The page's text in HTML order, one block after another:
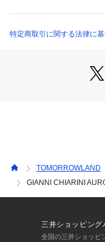
る移り変わりのなかで
ション性を併せ持った
さい。
商品番号:33-03-62-
ざいます。ご使用の際
特定商取引に関する法律に
TOMORROWLAND
GIANNI CHIARINI
三井ショッピング
全国の三井ショッピ